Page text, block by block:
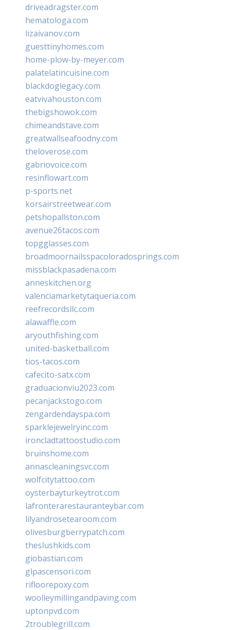
driveadragster.com
hematologa.com
lizaivanov.com
guesttinyhomes.com
home-plow-by-meyer.com
palatelatincuisine.com
blackdoglegacy.com
eatvivahouston.com
thebigshowok.com
chimeandstave.com
greatwallseafoodny.com
theloverose.com
gabriovoice.com
resinflowart.com
p-sports.net
korsairstreetwear.com
petshopallston.com
avenue26tacos.com
topgglasses.com
broadmoornailsspacoloradosprings.com
missblackpasadena.com
anneskitchen.org
valenciamarketytaqueria.com
reefrecordsllc.com
alawaffle.com
aryouthfishing.com
united-basketball.com
tios-tacos.com
cafecito-satx.com
graduacionviu2023.com
pecanjackstogo.com
zengardendayspa.com
sparklejewelryinc.com
ironcladtattoostudio.com
bruinshome.com
annascleaningsvc.com
wolfcitytattoo.com
oysterbayturkeytrot.com
lafronterarestauranteybar.com
lilyandrosetearoom.com
olivesburgberrypatch.com
theslushkids.com
giobastian.com
glpascensori.com
rifloorepoxy.com
woolleymillingandpaving.com
uptonpvd.com
2troublegrill.com